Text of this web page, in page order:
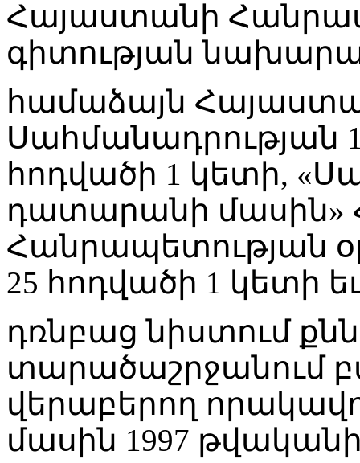
Հայաստանի
գիտության
համաձայն
Սահմանադրության
հոդվածի 1 կետի,
դատարանի մասին»
Հանրապետության
25 հոդվածի 1 կետի
դռնբաց նիստում
տարածաշրջանում
վերաբերող
մասին 1997